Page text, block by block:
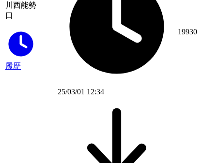
川西能勢
口
履歴
25/03/01 12:34
19930